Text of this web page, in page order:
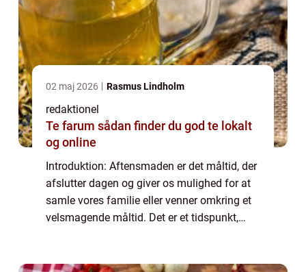
02 maj 2026 Rasmus Lindholm
redaktionel
Te farum sådan finder du god te lokalt
og online
Introduktion: Aftensmaden er det måltid, der
afslutter dagen og giver os mulighed for at
samle vores familie eller venner omkring et
velsmagende måltid. Det er et tidspunkt,